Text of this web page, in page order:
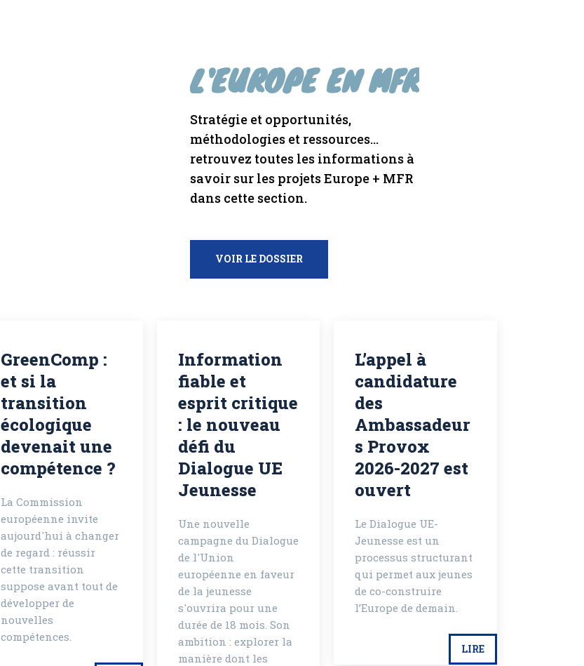
L'EUROPE EN MFR
Stratégie et opportunités,
méthodologies et ressources...
retrouvez toutes les informations à
savoir sur les projets Europe + MFR
dans cette section.
VOIR LE DOSSIER
GreenComp :
et si la
transition
écologique
devenait une
compétence ?
La Commission
européenne invite
aujourd'hui à changer
de regard : réussir
cette transition
suppose avant tout de
développer de
nouvelles
compétences.
Information
fiable et
esprit critique
: le nouveau
défi du
Dialogue UE
Jeunesse
Une nouvelle
campagne du Dialogue
de l'Union
européenne en faveur
de la jeunesse
s'ouvrira pour une
durée de 18 mois. Son
ambition : explorer la
manière dont les
L’appel à
candidature
des
Ambassadeur
s Provox
2026-2027 est
ouvert
Le Dialogue UE-
Jeunesse est un
processus structurant
qui permet aux jeunes
de co-construire
l’Europe de demain.
LIRE